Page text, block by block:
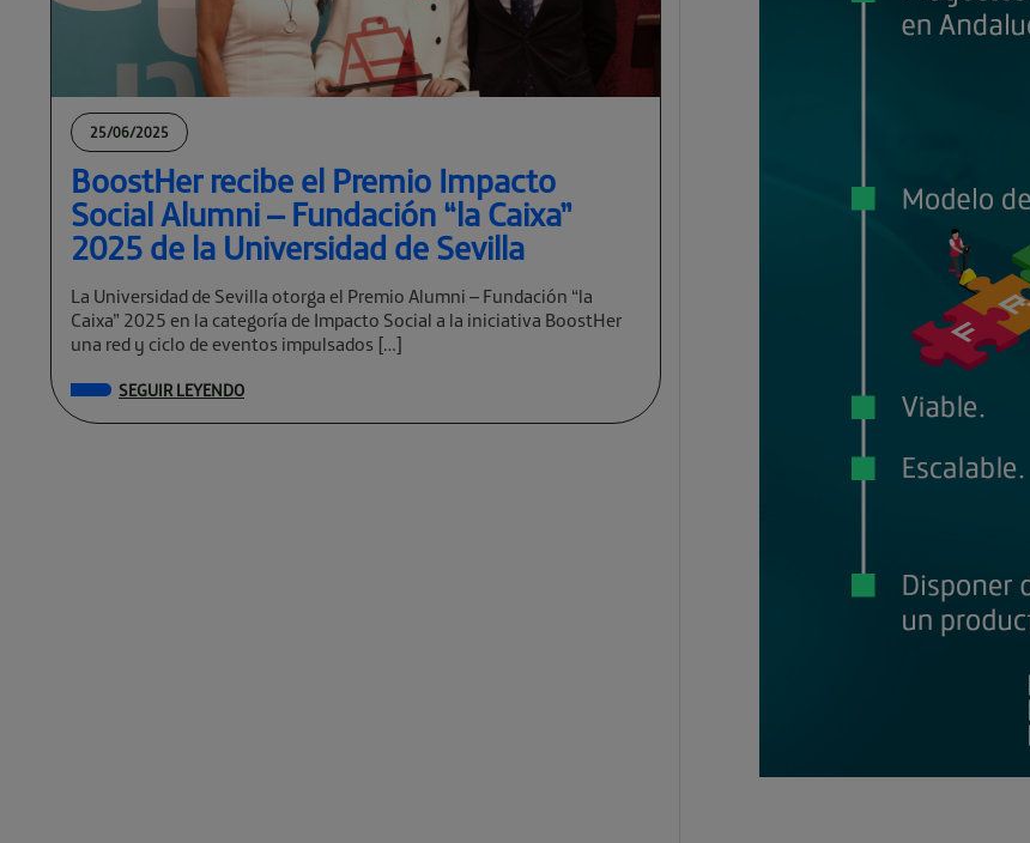
25/06/2025
BoostHer recibe el Premio Impacto
Social Alumni – Fundación “la Caixa”
2025 de la Universidad de Sevilla
La Universidad de Sevilla otorga el Premio Alumni – Fundación “la
Caixa” 2025 en la categoría de Impacto Social a la iniciativa BoostHer
una red y ciclo de eventos impulsados […]
SEGUIR LEYENDO